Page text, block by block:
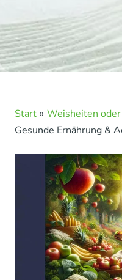
Start Weisheiten
Gesunde Ernährung &